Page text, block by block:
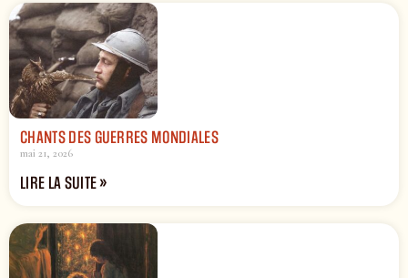
CHANTS DES GUERRES MONDIALES
mai 21, 2026
LIRE LA SUITE »